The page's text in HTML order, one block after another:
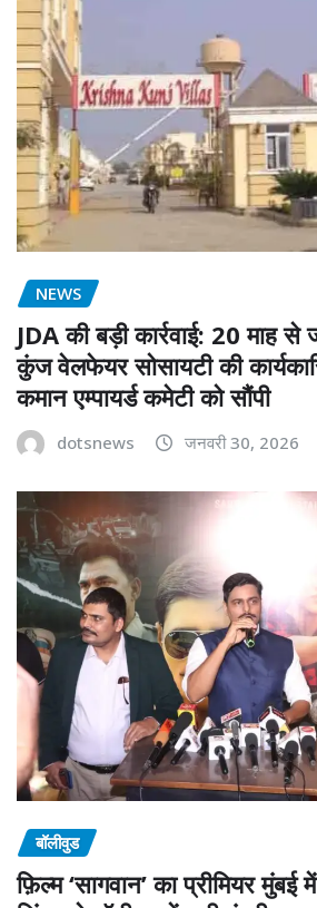
NEWS
JDA की बड़ी कार्रवाई: 20 माह
कुंज वेलफेयर सोसायटी की
कमान एम्पायर्ड कमेटी को सौंपी
dotsnews जनवरी 30, 2026
बॉलीवुड
फ़िल्म ‘सागवान’ का प्रीमियर